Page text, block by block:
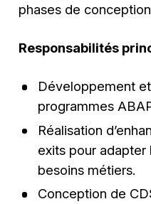
phases de
Responsabilités
Développement
programmes
Réalisation
exits pour adapter
besoins métiers.
Conception de